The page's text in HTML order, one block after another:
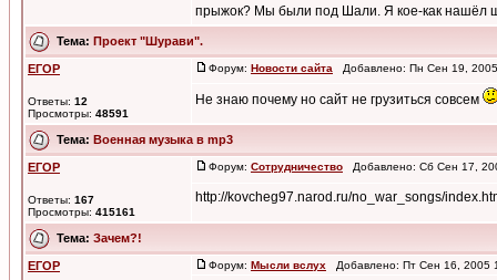
прыжок? Мы были под Шали. Я кое-как нашёл
Тема: Проект "Шурави".
ЕГОР
Ответы: 12
Просмотры: 48591
Форум: Новости сайта Добавлено: Пн Сен 19,
Не знаю почему но сайт не грузиться совсем
Тема: Военная музыка в mp3
ЕГОР
Ответы: 167
Просмотры: 415161
Форум: Сотрудничество Добавлено: Сб Сен 17,
http://kovcheg97.narod.ru/no_war_songs/
Тема: Зачем?!
ЕГОР Форум: Мысли вслух Добавлено: Пт Сен 16,